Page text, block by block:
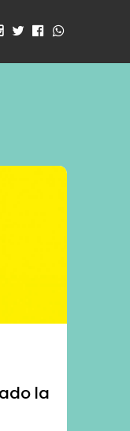
la